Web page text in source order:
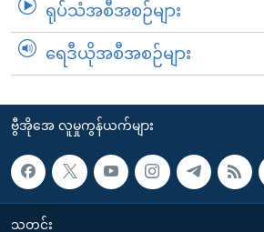
ရုပ်သံအစီအစဉ်များ
ရေဒီယိုအစီအစဉ်များ
ဗွီအိုအေ လူမှုကွန်ယက်များ
သတင်း